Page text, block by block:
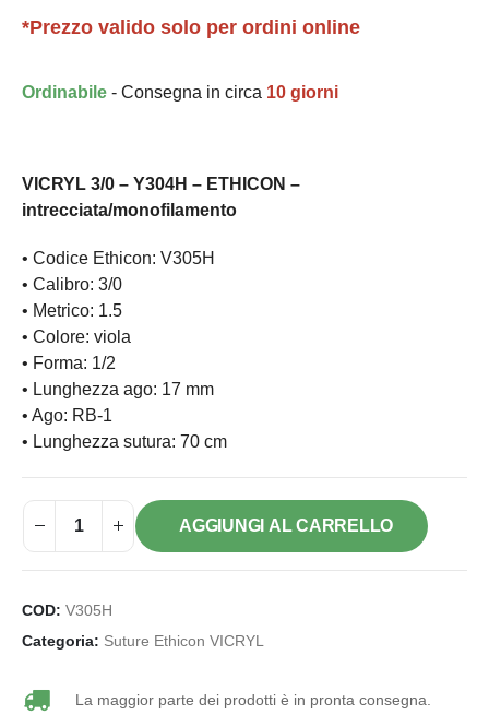
*Prezzo valido solo per ordini online
Ordinabile - Consegna in circa 10 giorni
VICRYL 3/0 – Y304H – ETHICON –
intrecciata/monofilamento
• Codice Ethicon: V305H
• Calibro: 3/0
• Metrico: 1.5
• Colore: viola
• Forma: 1/2
• Lunghezza ago: 17 mm
• Ago: RB-1
• Lunghezza sutura: 70 cm
AGGIUNGI AL CARRELLO
COD: V305H
Categoria: Suture Ethicon VICRYL
La maggior parte dei prodotti è in pronta consegna.